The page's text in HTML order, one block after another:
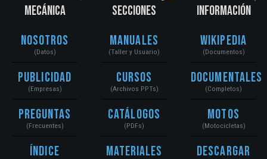
MECÁNICA
Nosotros
(Datos)
Publicidad
(Empresas)
Preguntas
(Frecuentes)
Índice
SECCIONES
Manuales
(Taller y Usuario)
Cursos
(Archivos PPTs)
Catálogos
(PDFs)
Materiales
INFORMACIÓN
Wikipedia
(Documentos)
Documentales
(Completos)
Motos
(Motocicletas)
Descargar